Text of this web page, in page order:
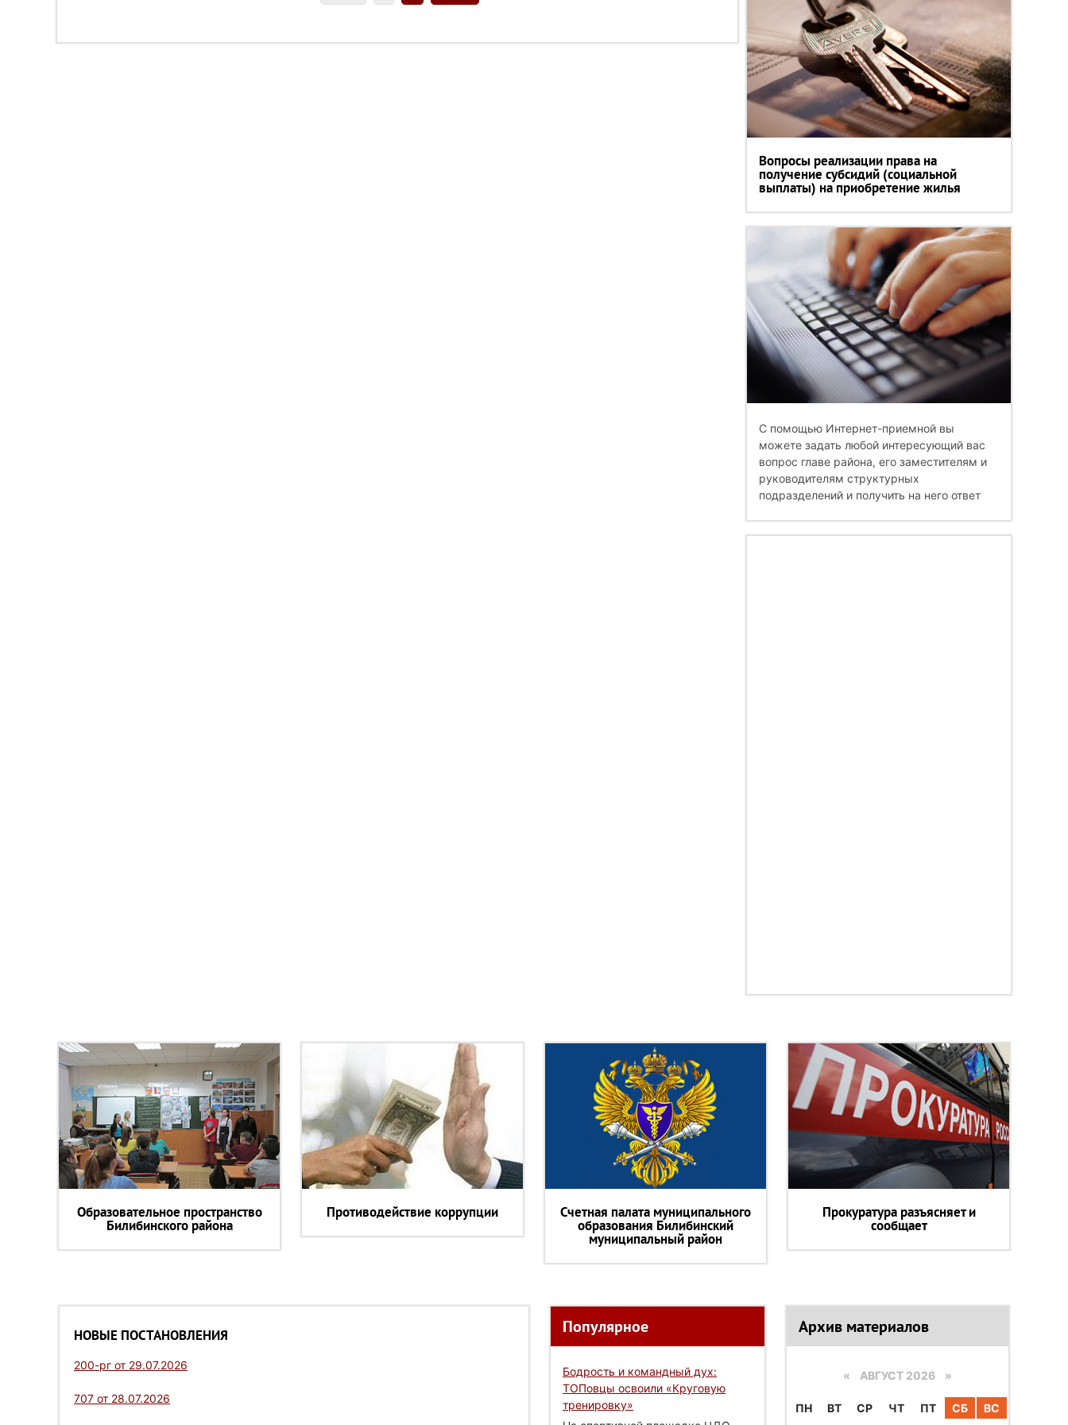
Вопросы реализации права на
получение субсидий (социальной
выплаты) на приобретение жилья
С помощью Интернет-приемной вы
можете задать любой интересующий вас
вопрос главе района, его заместителям и
руководителям структурных
подразделений и получить на него ответ
Образовательное пространство
Билибинского района
Противодействие коррупции Счетная палата муниципального
образования Билибинский
муниципальный район
Прокуратура разъясняет и
сообщает
НОВЫЕ ПОСТАНОВЛЕНИЯ
200-рг от 29.07.2026
707 от 28.07.2026
Популярное
Бодрость и командный дух:
ТОПовцы освоили «Круговую
тренировку»
Архив материалов
« АВГУСТ 2026 »
ПН ВТ СР ЧТ ПТ СБ ВС